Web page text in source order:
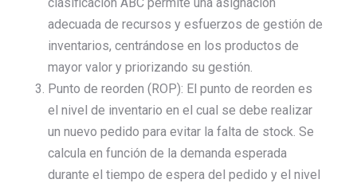
adecuada de recursos y esfuerzos de gestión de
inventarios, centrándose en los productos de
mayor valor y priorizando su gestión.
Punto de reorden (ROP): El punto de reorden es
el nivel de inventario en el cual se debe realizar
un nuevo pedido para evitar la falta de stock. Se
calcula en función de la demanda esperada
durante el tiempo de espera del pedido y el nivel